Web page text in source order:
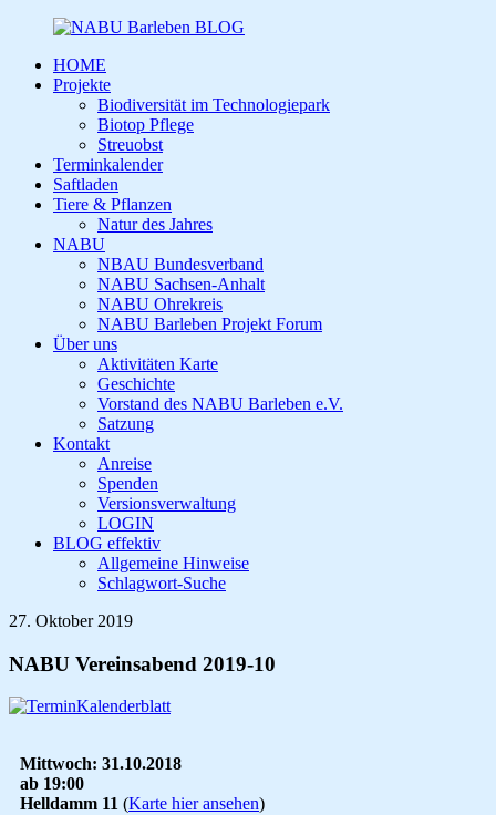
HOME
Projekte
Biodiversität im Technologiepark
Biotop Pflege
Streuobst
Terminkalender
Saftladen
Tiere & Pflanzen
Natur des Jahres
NABU
NBAU Bundesverband
NABU Sachsen-Anhalt
NABU Ohrekreis
NABU Barleben Projekt Forum
Über uns
Aktivitäten Karte
Geschichte
Vorstand des NABU Barleben e.V.
Satzung
Kontakt
Anreise
Spenden
Versionsverwaltung
LOGIN
BLOG effektiv
Allgemeine Hinweise
Schlagwort-Suche
27. Oktober 2019
NABU Vereinsabend 2019-10
Mittwoch: 31.10.2018
ab 19:00
Helldamm 11 (Karte hier ansehen)